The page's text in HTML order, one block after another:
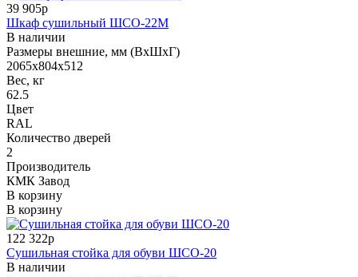
39 905р
Шкаф сушильный ШСО-22М
В наличии
Размеры внешние, мм (ВхШхГ)
2065х804х512
Вес, кг
62.5
Цвет
RAL
Количество дверей
2
Производитель
КМК Завод
В корзину
В корзину
122 322р
Сушильная стойка для обуви ШСО-20
В наличии